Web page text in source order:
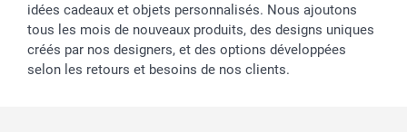
idées cadeaux et objets personnalisés. Nous ajoutons
tous les mois de nouveaux produits, des designs uniques
créés par nos designers, et des options développées
selon les retours et besoins de nos clients.